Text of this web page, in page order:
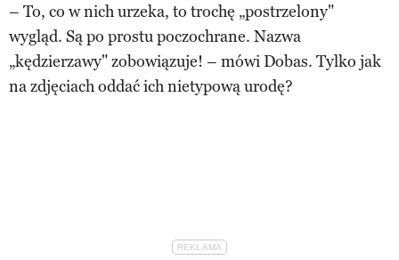
– To, co w nich urzeka, to trochę „postrzelony"
wygląd. Są po prostu poczochrane. Nazwa
„kędzierzawy" zobowiązuje! – mówi Dobas. Tylko jak
na zdjęciach oddać ich nietypową urodę?